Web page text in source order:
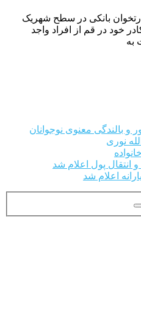
بانکی در سطح شهریک
خود در قم از افراد واجد
به
و بالندگی معنوی نوجوانان
نوری
پول اعلام شد
اعلام شد